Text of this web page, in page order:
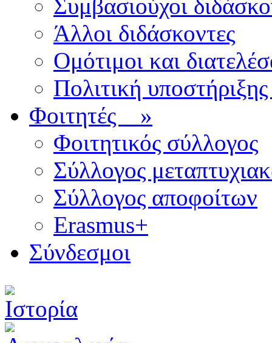
Συμβασιούχοι
Άλλοι διδάσκοντες
Ομότιμοι και
Πολιτική
Φοιτητές »
Φοιτητικός σύλλογος
Σύλλογος
Σύλλογος αποφοίτων
Erasmus+
Σύνδεσμοι